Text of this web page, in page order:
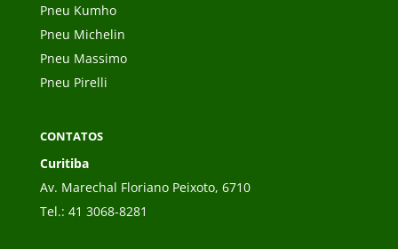
Pneu Kumho
Pneu Michelin
Pneu Massimo
Pneu Pirelli
CONTATOS
Curitiba
Av. Marechal Floriano Peixoto, 6710
Tel.: 41 3068-8281